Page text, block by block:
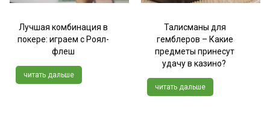
Лучшая комбинация в
покере: играем с Роял-
флеш
читать дальше
Талисманы для
гемблеров – Какие
предметы принесут
удачу в казино?
читать дальше